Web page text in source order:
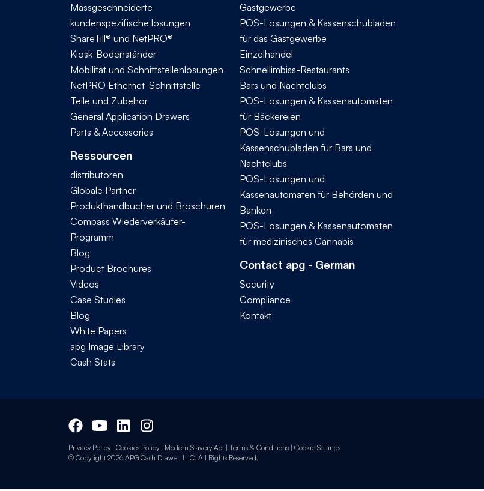
Massgeschneiderte
kundenspezifische lösungen
ShareTill® und NetPRO®
Kiosk-Bodenständer
Mobilität und Schnittstellenlösungen
NetPRO Ethernet-Schnittstelle
Teile und Zubehör
General Application Drawers
Parts & Accessories
Ressourcen
distributoren
Globale Partner
Produkthandbücher und Broschüren
Compass Wiederverkäufer-
Programm
Blog
Product Brochures
Videos
Case Studies
Blog
White Papers
apg Image Library
Cash Stats
Gastgewerbe
POS-Lösungen & Kassenschubladen
für das Gastgewerbe
Einzelhandel
Schnellimbiss-Restaurants
Bars und Nachtclubs
POS-Lösungen & Kassenautomaten
für Bäckereien
POS-Lösungen und
Kassenschubladen für Bars und
Nachtclubs
POS-Lösungen und
Kassenautomaten für Behörden und
Banken
POS-Lösungen & Kassenautomaten
für medizinisches Cannabis
Contact apg - German
Security
Compliance
Kontakt
Privacy Policy | Cookies Policy | Modern Slavery Act | Terms & Conditions | Cookie Settings
© Copyright 2026 APG Cash Drawer, LLC. All Rights Reserved.